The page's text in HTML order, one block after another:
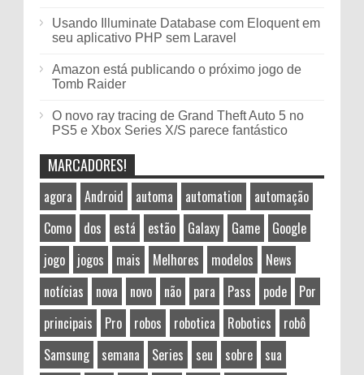
Usando Illuminate Database com Eloquent em
seu aplicativo PHP sem Laravel
Amazon está publicando o próximo jogo de
Tomb Raider
O novo ray tracing de Grand Theft Auto 5 no
PS5 e Xbox Series X/S parece fantástico
MARCADORES!
agora Android automa automation
automação
Como
dos está estão Galaxy Game
Google
jogo
jogos mais Melhores modelos
News
notícias
nova novo não para Pass pode
Por
principais
Pro robos robotica Robotics
robô
Samsung
semana Series seu sobre
sua